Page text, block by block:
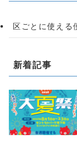
区ごとに使える
新着記事